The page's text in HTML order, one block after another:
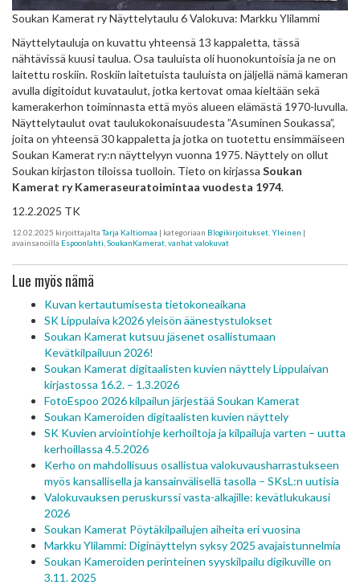
Soukan Kamerat ry Näyttelytaulu 6 Valokuva: Markku Ylilammi
Näyttelytauluja on kuvattu yhteensä 13 kappaletta, tässä
nähtävissä kuusi taulua. Osa tauluista oli huonokuntoisia ja ne on
laitettu roskiin. Roskiin laitetuista tauluista on jäljellä nämä kameran
avulla digitoidut kuvataulut, jotka kertovat omaa kieltään sekä
kamerakerhon toiminnasta että myös alueen elämästä 1970-luvulla.
Näyttelytaulut ovat taulukokonaisuudesta ”Asuminen Soukassa”,
joita on yhteensä 30 kappaletta ja jotka on tuotettu ensimmäiseen
Soukan Kamerat ry:n näyttelyyn vuonna 1975. Näyttely on ollut
Soukan kirjaston tiloissa tuolloin. Tieto on kirjassa Soukan
Kamerat ry Kameraseuratoimintaa vuodesta 1974.
12.2.2025 TK
12.02.2025 kirjoittajaltaTarja Kaltiomaa | kategoriaan Blogikirjoitukset Yleinen |
avainsanoilla Espoonlahti SoukanKamerat vanhat valokuvat
Lue myös nämä
Kuvan kertautumisesta tietokoneaikana
SK Lippulaiva k2026 yleisön äänestystulokset
Soukan Kamerat kutsuu jäsenet osallistumaan
Kevätkilpailuun 2026!
Soukan Kamerat digitaalisten kuvien näyttely Lippulaivan
kirjastossa 16.2. – 1.3.2026
FotoEspoo 2026 kilpailun järjestää Soukan Kamerat
Soukan Kameroiden digitaalisten kuvien näyttely
SK Kuvien arviointiohje kerhoiltoja ja kilpailuja varten – uutta
kerhoillassa 4.5.2026
Kerho on mahdollisuus osallistua valokuvausharrastukseen
myös kansallisella ja kansainvälisellä tasolla – SKsL:n uutisia
Valokuvauksen peruskurssi vasta-alkajille: kevätlukukausi
2026
Soukan Kamerat Pöytäkilpailujen aiheita eri vuosina
Markku Ylilammi: Diginäyttelyn syksy 2025 avajaistunnelmia
Soukan Kameroiden perinteinen syyskilpailu digikuville on
3.11. 2025